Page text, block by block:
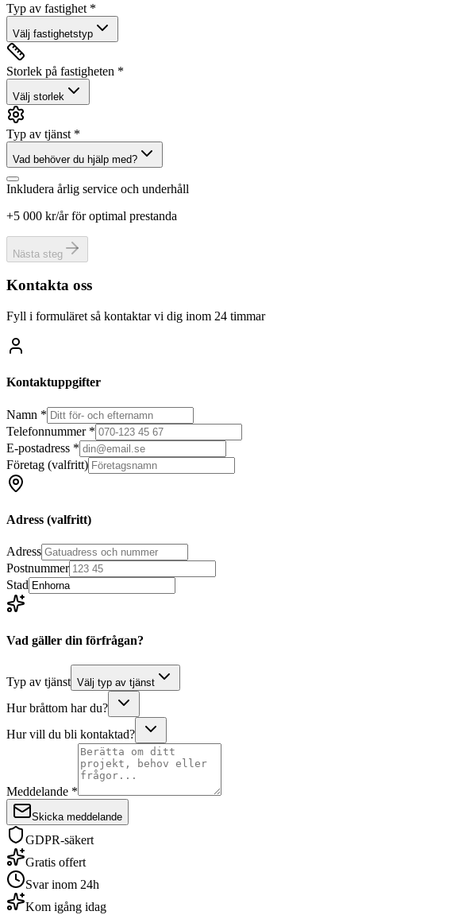
Typ av fastighet *
Välj fastighetstyp
Storlek på fastigheten *
Välj storlek
Typ av tjänst *
Vad behöver du hjälp med?
Inkludera årlig service och underhåll
+5 000 kr/år för optimal prestanda
Nästa steg
Kontakta oss
Fyll i formuläret så kontaktar vi dig inom 24 timmar
Kontaktuppgifter
Namn *
Telefonnummer *
E-postadress *
Företag (valfritt)
Adress (valfritt)
Adress
Postnummer
Stad
Vad gäller din förfrågan?
Typ av tjänst Välj typ av tjänst
Hur bråttom har du?
Hur vill du bli kontaktad?
Meddelande *
Skicka meddelande
GDPR-säkert
Gratis offert
Svar inom 24h
Kom igång idag